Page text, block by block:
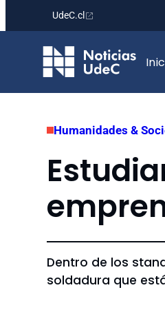
contenido
UdeC.cl
Humanidades &
Dentro de los
soldadura que